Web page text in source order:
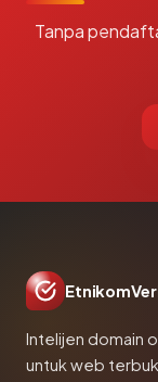
Tanpa
Intelijen domain
untuk web